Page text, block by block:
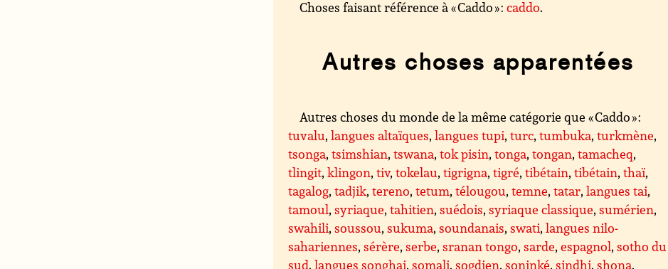
Choses faisant référence à « Caddo » :caddo.
Autres choses apparentées
Autres choses du monde de la même catégorie que « Caddo » :
tuvalu,langues altaïques,langues tupi,turc,tumbuka,turkmène,
tsonga,tsimshian,tswana,tok pisin,tonga,tongan,tamacheq,
tlingit,klingon,tiv,tokelau,tigrigna,tigré,tibétain,tibétain,thaï,
tagalog,tadjik,tereno,tetum,télougou,temne,tatar,langues tai,
tamoul,syriaque,tahitien,suédois,syriaque classique,sumérien,
swahili,soussou,sukuma,soundanais,swati,langues nilo-
sahariennes,sérère,serbe,sranan tongo,sarde,espagnol,sotho du
sud,langues songhai,somali,sogdien,soninké,sindhi,shona,